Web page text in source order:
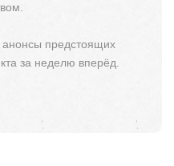
предстоящих
за неделю вперёд.